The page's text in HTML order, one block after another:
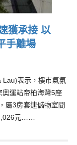
獲承接 以
手離場
Lau)表示，樓市氣氛
奧運站帝柏海灣5座
屬3房套連儲物室間
元……